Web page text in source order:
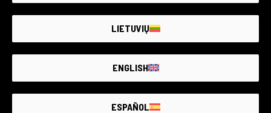
Cod. 021ACOCN0000352345
Qualche minimo segno di usura come da
RCE Foto - Bologna
LIETUVIŲ
ENGLISH
ESPAÑOL